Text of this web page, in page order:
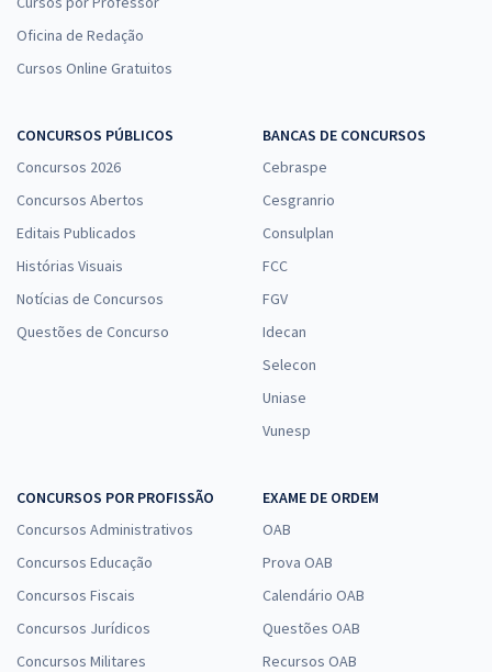
Oficina de Redação
Cursos Online Gratuitos
CONCURSOS PÚBLICOS
Concursos 2026
Concursos Abertos
Editais Publicados
Histórias Visuais
Notícias de Concursos
Questões de Concurso
BANCAS DE CONCURSOS
Cebraspe
Cesgranrio
Consulplan
FCC
FGV
Idecan
Selecon
Uniase
Vunesp
CONCURSOS POR PROFISSÃO
Concursos Administrativos
Concursos Educação
Concursos Fiscais
Concursos Jurídicos
Concursos Militares
EXAME DE ORDEM
OAB
Prova OAB
Calendário OAB
Questões OAB
Recursos OAB